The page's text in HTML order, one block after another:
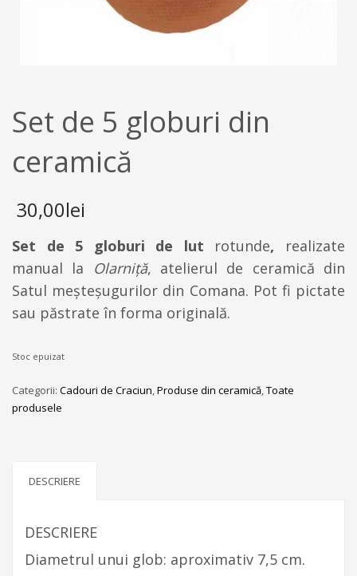
Set de 5 globuri din
ceramică
30,00lei
Set de 5 globuri de lut rotunde, realizate
manual la Olarniţă, atelierul de ceramică din
Satul meşteşugurilor din Comana. Pot fi pictate
sau păstrate în forma originală.
Stoc epuizat
Categorii: Cadouri de Craciun,Produse din ceramică,Toate
produsele
DESCRIERE
DESCRIERE
Diametrul unui glob: aproximativ 7,5 cm.